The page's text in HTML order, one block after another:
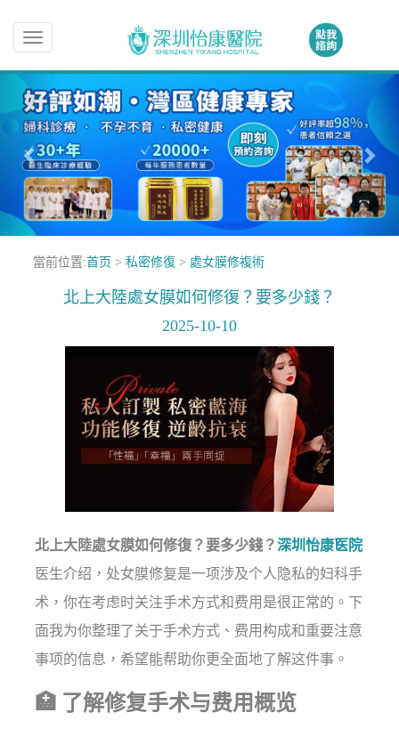
Toggle
navigation
當前位置:首页 > 私密修復 > 處女膜修複術
北上大陸處女膜如何修復？要多少錢？
2025-10-10
北上大陸處女膜如何修復？要多少錢？深圳怡康医院
医生介绍，处女膜修复是一项涉及个人隐私的妇科手
术，你在考虑时关注手术方式和费用是很正常的。下
面我为你整理了关于手术方式、费用构成和重要注意
事项的信息，希望能帮助你更全面地了解这件事。
🏥 了解修复手术与费用概览